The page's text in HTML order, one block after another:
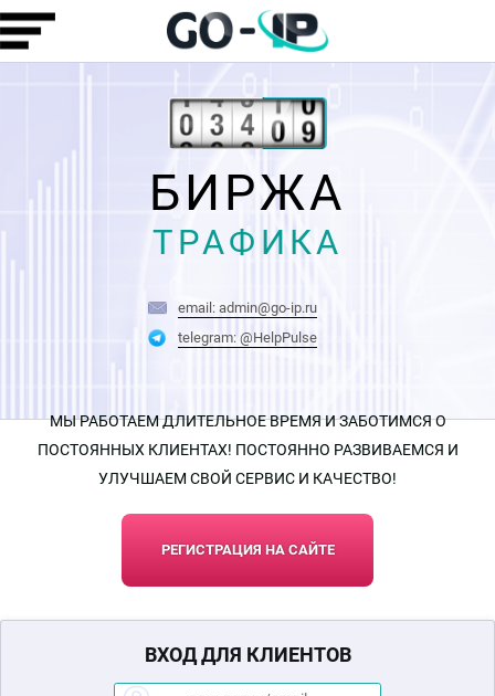
БИРЖА
ТРАФИКА
email: admin@go-ip.ru
telegram: @HelpPulse
МЫ РАБОТАЕМ ДЛИТЕЛЬНОЕ ВРЕМЯ И ЗАБОТИМСЯ О
ПОСТОЯННЫХ КЛИЕНТАХ! ПОСТОЯННО РАЗВИВАЕМСЯ И
УЛУЧШАЕМ СВОЙ СЕРВИС И КАЧЕСТВО!
РЕГИСТРАЦИЯ НА САЙТЕ
ВХОД ДЛЯ КЛИЕНТОВ